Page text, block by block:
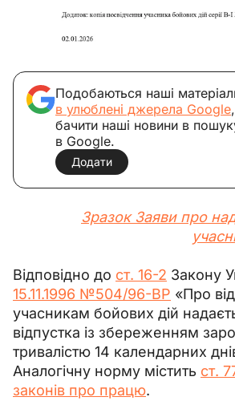
Подобаються наші
в улюблені джерела Google
бачити наші новини в
в Google.
Додати
Зразок Заяви про
Відповідно до ст. 16-2 Закону
15.11.1996 №504/96-ВР «Про
учасникам бойових дій
відпустка із збереженням
тривалістю 14 календарних
Аналогічну норму містить ст.
законів про працю.